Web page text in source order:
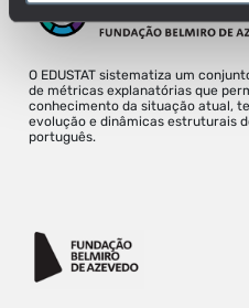
O EDUSTAT sistematiza um
de métricas explanatórias que
conhecimento da situação atual,
evolução e dinâmicas estruturais
português.